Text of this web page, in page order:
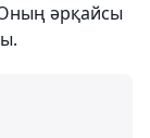
әрқайсы